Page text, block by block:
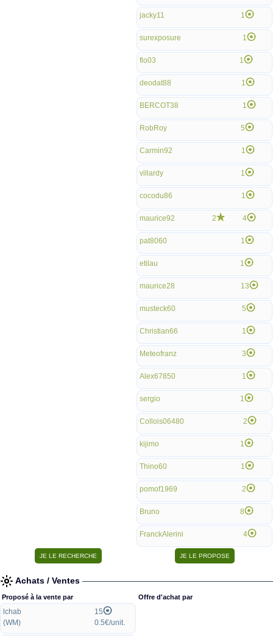
jacky11 1
surexposure 1
flo03 1
deodat88 1
BERCOT38 1
RobRoy 5
Carmin92 1
villardy 1
cocodu86 1
maurice92 2 4
pat8060 1
etilau 1
maurice28 13
musteck60 5
Christian66 1
Meteofranz 3
Alex67850 1
sergio 1
Collois06480 2
kijimo 1
Thino60 1
pomof1969 2
Bruno 8
FranckAlerini 4
Achats / Ventes
Proposé à la vente par
lchab
(WM)
15
0.5€/unit.
Offre d'achat par